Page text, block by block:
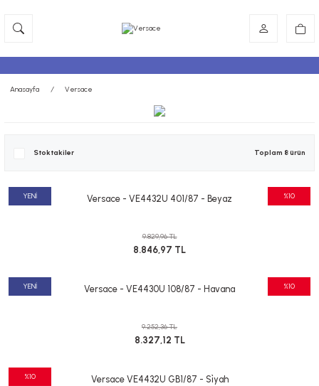
Anasayfa Versace
Stoktakiler Toplam 8 ürün
YENİ %10
Versace - VE4432U 401/87 - Beyaz
9.829,96 TL
8.846,97 TL
YENİ %10
Versace - VE4430U 108/87 - Havana
9.252,36 TL
8.327,12 TL
%10 Versace VE4432U GB1/87 - Si̇yah